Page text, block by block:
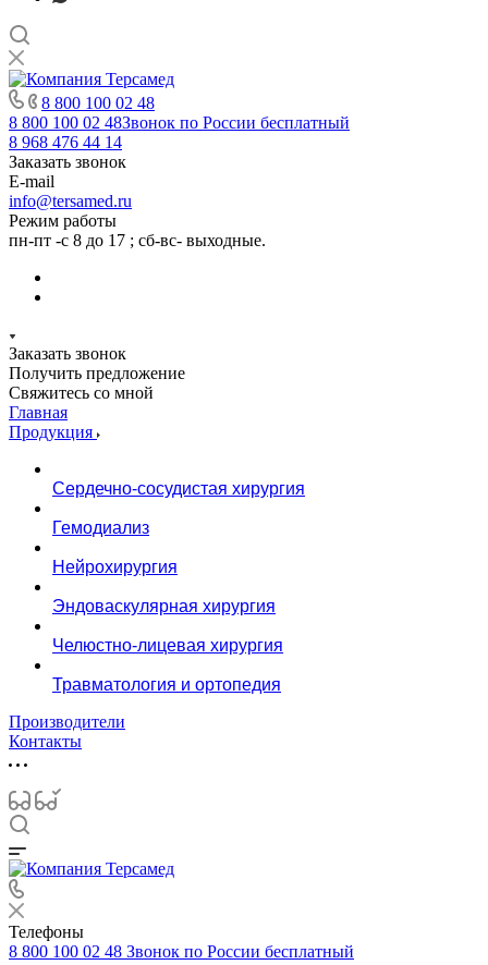
8 800 100 02 48
8 800 100 02 48Звонок по России бесплатный
8 968 476 44 14
Заказать звонок
E-mail
info@tersamed.ru
Режим работы
пн-пт -с 8 до 17 ; сб-вс- выходные.
Заказать звонок
Получить предложение
Свяжитесь со мной
Главная
Продукция
Сердечно-сосудистая хирургия
Гемодиализ
Нейрохирургия
Эндоваскулярная хирургия
Челюстно-лицевая хирургия
Травматология и ортопедия
Производители
Контакты
Телефоны
8 800 100 02 48 Звонок по России бесплатный